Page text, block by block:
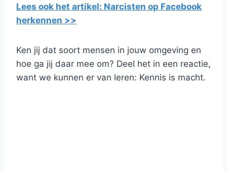
Lees ook het artikel: Narcisten op Facebook
herkennen >>
Ken jij dat soort mensen in jouw omgeving en
hoe ga jij daar mee om? Deel het in een reactie,
want we kunnen er van leren: Kennis is macht.